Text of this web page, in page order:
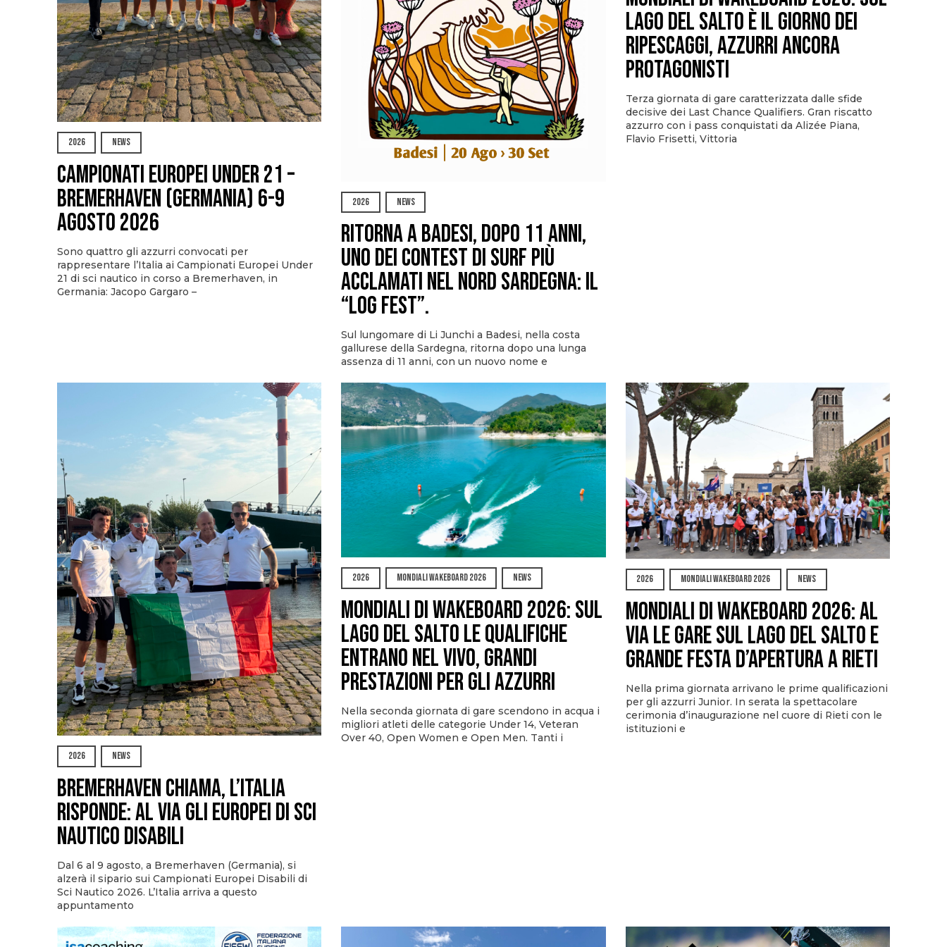
2026 NEWS
Campionati Europei Under 21 –
Bremerhaven (Germania) 6-9
agosto 2026
Sono quattro gli azzurri convocati per
rappresentare l’Italia ai Campionati Europei Under
21 di sci nautico in corso a Bremerhaven, in
Germania: Jacopo Gargaro –
2026 NEWS
Ritorna a Badesi, dopo 11 anni,
uno dei contest di surf più
acclamati nel nord Sardegna: il
“Log Fest”.
Sul lungomare di Li Junchi a Badesi, nella costa
gallurese della Sardegna, ritorna dopo una lunga
assenza di 11 anni, con un nuovo nome e
Lago del Salto è il giorno dei
ripescaggi, azzurri ancora
protagonisti
Terza giornata di gare caratterizzata dalle sfide
decisive dei Last Chance Qualifiers. Gran riscatto
azzurro con i pass conquistati da Alizée Piana,
Flavio Frisetti, Vittoria
2026 NEWS
Bremerhaven chiama, l’Italia
risponde: al via gli Europei di Sci
Nautico Disabili
Dal 6 al 9 agosto, a Bremerhaven (Germania), si
alzerà il sipario sui Campionati Europei Disabili di
Sci Nautico 2026. L’Italia arriva a questo
appuntamento
2026 MONDIALI WAKEBOARD 2026 NEWS
Mondiali di Wakeboard 2026: sul
Lago del Salto le qualifiche
entrano nel vivo, grandi
prestazioni per gli azzurri
Nella seconda giornata di gare scendono in acqua i
migliori atleti delle categorie Under 14, Veteran
Over 40, Open Women e Open Men. Tanti i
2026 MONDIALI WAKEBOARD 2026 NEWS
Mondiali di Wakeboard 2026: al
via le gare sul Lago del Salto e
grande festa d’apertura a Rieti
Nella prima giornata arrivano le prime qualificazioni
per gli azzurri Junior. In serata la spettacolare
cerimonia d’inaugurazione nel cuore di Rieti con le
istituzioni e